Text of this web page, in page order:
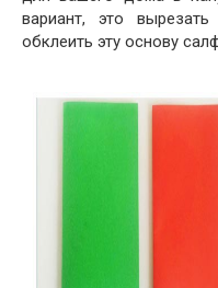
вариант, это
обклеить эту основу